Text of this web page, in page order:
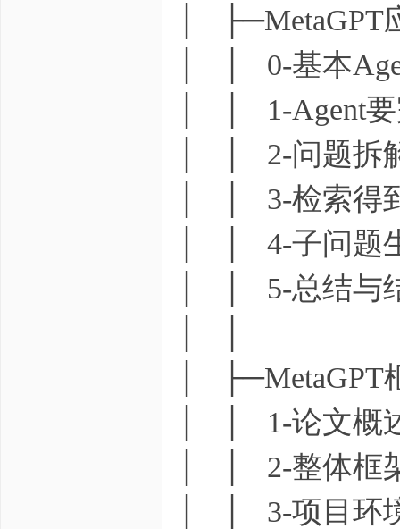
│ ├─MetaGPT
│ │ 0-基本
│ │ 1-Agent要
│ │ 2-问题拆
│ │ 3-检索得
│ │ 4-子问题
│ │ 5-总结与
│ ├─MetaGPT
│ │ 1-论文概
│ │ 2-整体框
│ │ 3-项目环